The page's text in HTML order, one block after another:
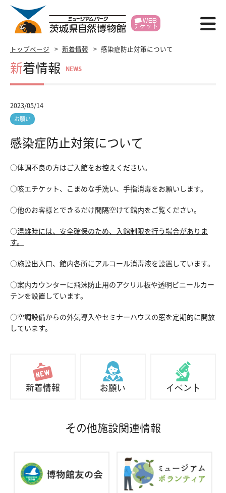
WEB
チケット
博物館紹介
学習支援
研究・標本
各種申請
賛助会員
団体申込
アクセス
Japanese English
トップページ 新着情報 感染症防止対策について
新着情報 NEWS
2023/05/14
お願い
感染症防止対策について
○体調不良の方はご入館をお控えください。
○咳エチケット、こまめな手洗い、手指消毒をお願いします。
○他のお客様とできるだけ間隔空けて館内をご覧ください。
○混雑時には、安全確保のため、入館制限を行う場合がありま
す。
○施設出入口、館内各所にアルコール消毒液を設置しています。
○案内カウンターに飛沫防止用のアクリル板や透明ビニールカー
テンを設置しています。
○空調設備からの外気導入やセミナーハウスの窓を定期的に開放
しています。
新着情報 お願い イベント
その他施設関連情報